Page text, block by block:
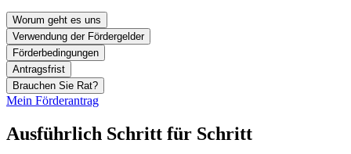
Worum geht es uns
Verwendung der Fördergelder
Förderbedingungen
Antragsfrist
Brauchen Sie Rat?
Mein Förderantrag
Ausführlich Schritt für Schritt